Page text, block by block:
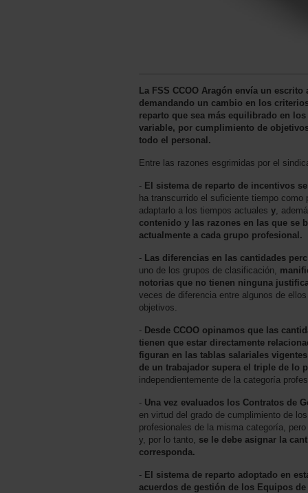
La FSS CCOO Aragón envía un
demandando un cambio en los
reparto que sea más equilibrado en
variable, por cumplimiento de
todo el personal.
Entre las razones esgrimidas por el
- El sistema de reparto de incentivos
ha transcurrido el suficiente tiempo como
adaptarlo a los tiempos actuales y ,
contenido y las razones en las que se
actualmente a cada grupo profesional.
- Las diferencias en las cantidades
uno de los grupos de clasificación,
notorias que no tienen ninguna
veces de diferencia entre algunos de
objetivos.
- Desde CCOO opinamos que las
tienen que estar directamente
figuran en las tablas salariales
de un trabajador supera el triple de lo
independientemente de la categoría
- Una vez evaluados los Contratos de
en virtud del grado de cumplimiento de
profesionales de la misma categoría,
y, por lo tanto, se le debe asignar la
corresponda.
- El sistema de reparto adoptado en
acuerdos de gestión de los Equipos